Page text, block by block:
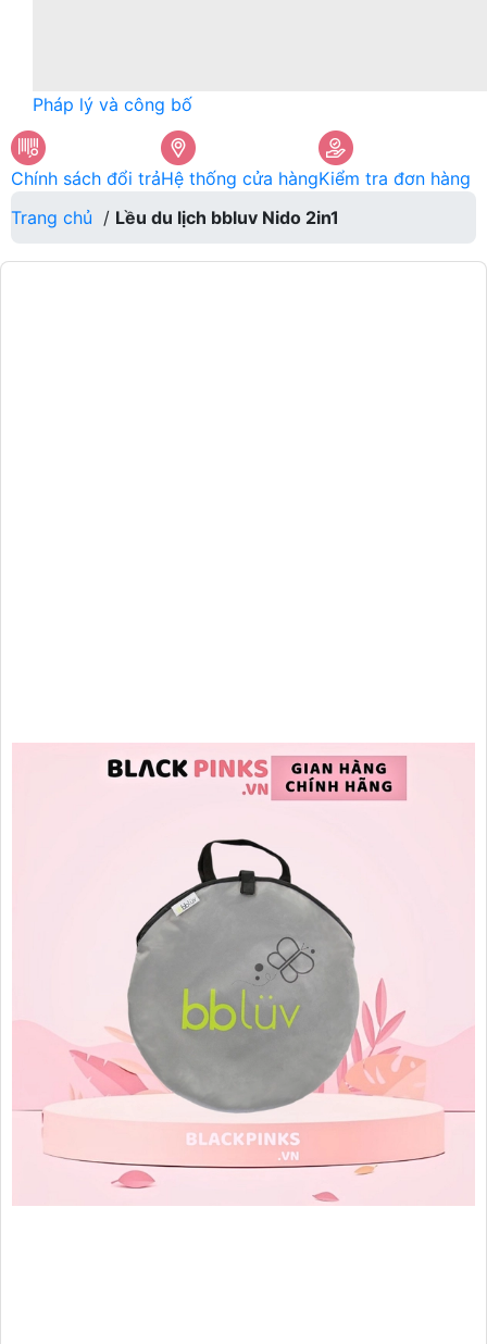
Pháp lý và công bố
Chính sách đổi trảHệ thống cửa hàngKiểm tra đơn hàng
Trang chủ / Lều du lịch bbluv Nido 2in1